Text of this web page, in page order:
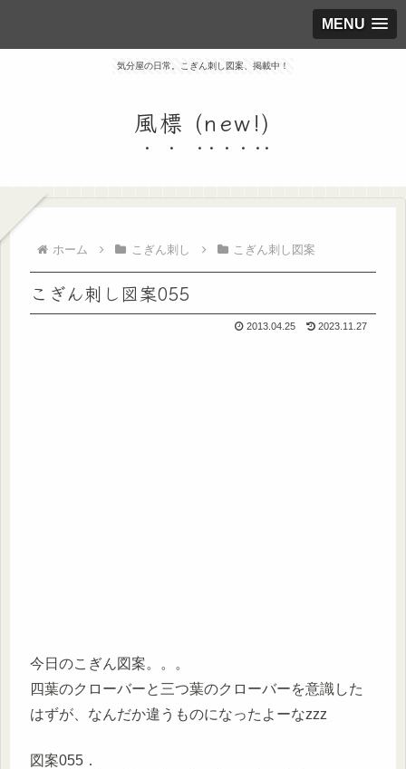
MENU
気分屋の日常。こぎん刺し図案、掲載中！
風標 (new!)
ホーム こぎん刺し こぎん刺し図案
こぎん刺し図案055
2013.04.25 2023.11.27
今日のこぎん図案。。。
四葉のクローバーと三つ葉のクローバーを意識した
はずが、なんだか違うものになったよーなzzz
図案055．